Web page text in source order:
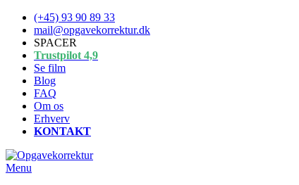
Spring
indhold
(+45) 93 90 89 33
mail@opgavekorrektur.dk
SPACER
Trustpilot 4,9
Se film
Blog
FAQ
Om os
Erhverv
KONTAKT
Menu